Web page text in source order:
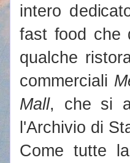
intero
fast food che
qualche
commerciali
Mall, che si
l'Archivio di
Come tutte